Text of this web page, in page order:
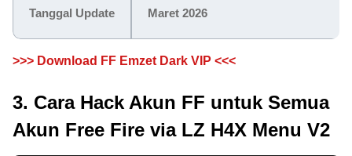
Tanggal Update Maret 2026
>>> Download FF Emzet Dark VIP <<<
3. Cara Hack Akun FF untuk Semua
Akun Free Fire via LZ H4X Menu V2